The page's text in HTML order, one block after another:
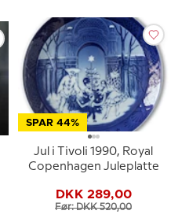
SPAR 44%
Jul i Tivoli 1990, Royal
Copenhagen Juleplatte
DKK 289,00
Før: DKK 520,00